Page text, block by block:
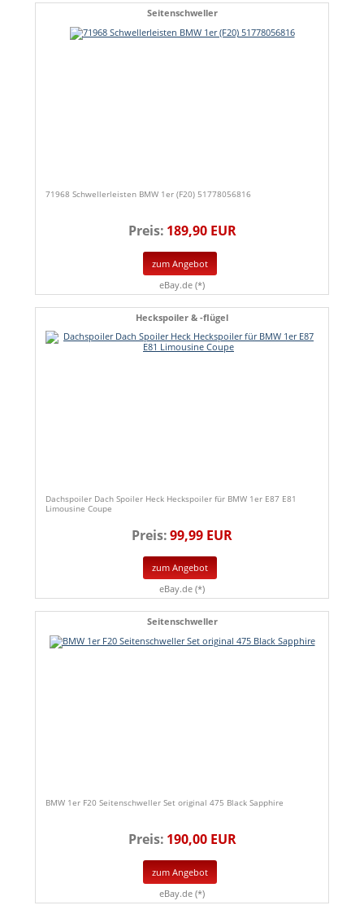
Seitenschweller
71968 Schwellerleisten BMW 1er (F20) 51778056816
Preis: 189,90 EUR
zum Angebot
eBay.de (*)
Heckspoiler & -flügel
Dachspoiler Dach Spoiler Heck Heckspoiler für BMW 1er E87 E81
Limousine Coupe
Preis:99,99 EUR
zum Angebot
eBay.de (*)
Seitenschweller
BMW 1er F20 Seitenschweller Set original 475 Black Sapphire
Preis: 190,00 EUR
zum Angebot
eBay.de (*)